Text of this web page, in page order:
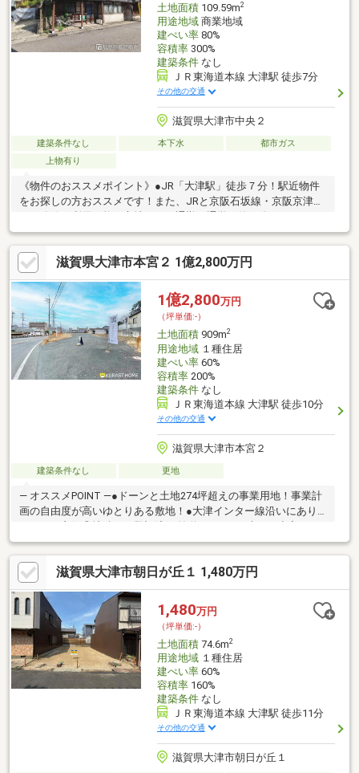
土地面積109.59m2
用途地域商業地域
建ぺい率80%
容積率300%
建築条件なし
ＪＲ東海道本線 大津駅 徒歩7分
その他の交通
滋賀県大津市中央２
建築条件なし 本下水
都市ガス
上物有り
《物件のおススメポイント》●JR「大津駅」徒歩７分！駅近物件
をお探しの方おススメです！また、JRと京阪石坂線・京阪京津線
り、電車の遅延・運休で振り替えできるのは便利ですね！●小学
校・スーパー・総合病院が徒歩10分圏内にあり、毎日の生活に嬉
しい距離ですね。●建築条件はございませんのでご希望の工務
店・ハウスメーカーさんで建物建築が可能です！《周辺施設のお
ススメポイント》●中央小学校まで約290ｍ●フレスコ大津店まで
約250ｍ●大津赤十字病院まで約720ｍ
滋賀県大津市本宮２ 1億2,800万円
1億2,800万円
（坪単価:-）
土地面積909m2
用途地域１種住居
建ぺい率60%
容積率200%
建築条件なし
ＪＲ東海道本線 大津駅 徒歩10分
その他の交通
滋賀県大津市本宮２
建築条件なし 更地
― オススメPOINT ―●ドーンと土地274坪超えの事業用地！事業計
画の自由度が高いゆとりある敷地！●大津インター線沿いにあり
アクセス良好◎地積更正登記済♪●前道が18.7mと車両の出入りが
しやすく集客、物流動線良好●周辺は商業施設が点在し事業環境
が整ったエリアです― 備考 ―●上水：前面道路配管10mm、引き込
みなし●下水：前面道路配管250mm、引き込みなし●ガス：前面道
路配管150mm、引き込みなし※西側歩道に埋設のため引き込みの
際、道路横断掘削必要●東側一部に電線による地役権あり●本物件
と前面道路との間に大津市所有土地があるため占用許可の必要あ
り
滋賀県大津市朝日が丘１ 1,480万円
1,480万円
（坪単価:-）
土地面積74.6m2
用途地域１種住居
建ぺい率60%
容積率160%
建築条件なし
ＪＲ東海道本線 大津駅 徒歩11分
その他の交通
滋賀県大津市朝日が丘１